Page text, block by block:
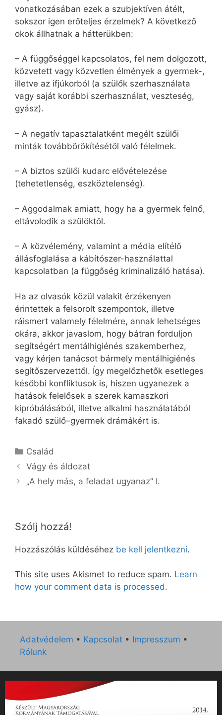
vonatkozásában ezek a szubjektíven átélt,
sokszor igen erőteljes érzelmek? A következő
okok állhatnak a hátterükben:
– A függőséggel kapcsolatos, fel nem dolgozott,
közvetett vagy közvetlen élmények a gyermek-,
illetve az ifjúkorból (a szülők szerhasználata
vagy saját korábbi szerhasználat, veszteség,
gyász).
– A negatív tapasztalatként megélt szülői
minták továbbörökítésétől való félelmek.
– A biztos szülői kudarc elővételezése
(tehetetlenség, eszköztelenség).
– Aggodalmak amiatt, hogy ha a gyermek felnő,
eltávolodik a szülőktől.
– A közvélemény, valamint a média elítélő
állásfoglalása a kábítószer-használattal
kapcsolatban (a függőség kriminalizáló hatása).
Ha az olvasók közül valakit érzékenyen
érintettek a felsorolt szempontok, illetve
ráismert valamely félelmére, annak lehetséges
okára, akkor javaslom, hogy bátran forduljon
segítségért mentálhigiénés szakemberhez,
vagy kérjen tanácsot bármely mentálhigiénés
segítőszervezettől. Így megelőzhetők esetleges
későbbi konfliktusok is, hiszen ugyanezek a
hatások felelősek a szerek kamaszkori
kipróbálásából, illetve alkalmi használatából
fakadó szülő–gyermek drámákért is.
Kategória
Család
Vágy és áldozat
„A hely más, a feladat ugyanaz” I.
Szólj hozzá!
Hozzászólás küldéséhez be kell jelentkezni.
This site uses Akismet to reduce spam. Learn
how your comment data is processed.
Adatvédelem • Kapcsolat • Impresszum •
Rólunk